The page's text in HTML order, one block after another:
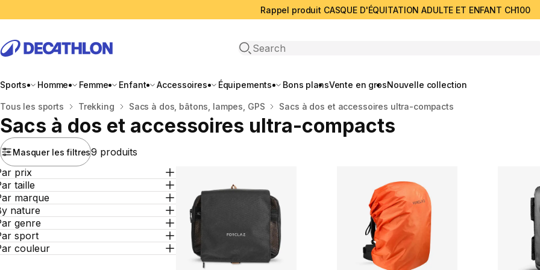
Rappel produit CASQUE D'ÉQUITATION ADULTE ET ENFANT CH100
Open search
Sports Homme Femme Enfant Accessoires Équipements Bons plansVente en grosNouvelle collection
Accueil
Tous les sports Trekking Sacs à dos, bâtons, lampes, GPS Sacs à dos et accessoires ultra-compacts
Sacs à dos et accessoires ultra-compacts
Masquer les filtres9 produits
prix
taille
marque
nature
genre
sport
couleur